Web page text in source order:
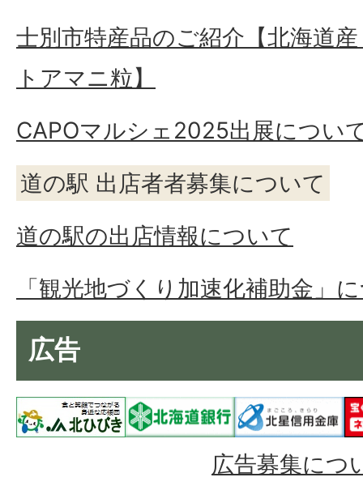
士別市特産品のご紹介【北海道
トアマニ粒】
CAPOマルシェ2025出展につい
道の駅 出店者者募集について
道の駅の出店情報について
「観光地づくり加速化補助金」
広告
広告募集につ